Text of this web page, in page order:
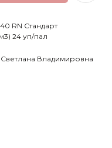
RN Стандарт
24 уп/пал
Владимировна